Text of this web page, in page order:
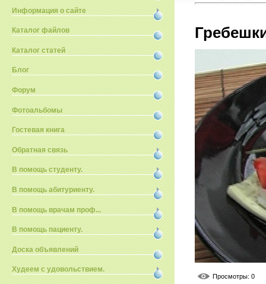
Информация о сайте
Каталог файлов
Каталог статей
Блог
Форум
Фотоальбомы
Гостевая книга
Обратная связь
В помощь студенту.
В помощь абитуриенту.
В помощь врачам проф...
В помощь пациенту.
Доска объявлений
Худеем с удовольствием.
Просмотры: 0